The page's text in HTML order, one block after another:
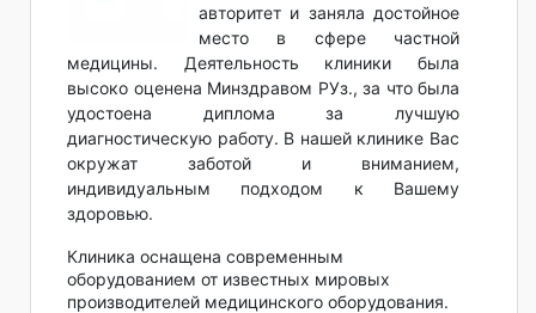
авторитет и заняла достойное
место в сфере частной
медицины. Деятельность клиники была
высоко оценена Минздравом РУз., за что была
удостоена диплома за лучшую
диагностическую работу. В нашей клинике Вас
окружат заботой и вниманием,
индивидуальным подходом к Вашему
здоровью.
Клиника оснащена современным
оборудованием от известных мировых
производителей медицинского оборудования.